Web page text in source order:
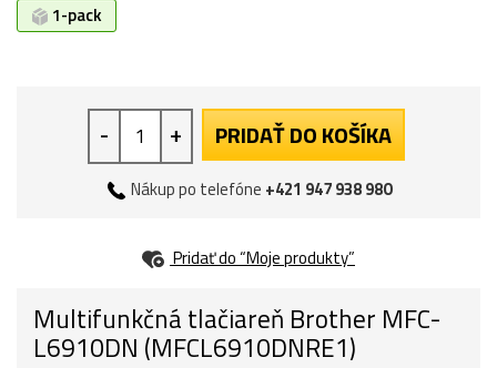
1-pack
- + PRIDAŤ DO KOŠÍKA
Nákup po telefóne +421 947 938 980
Pridať do “Moje produkty”
Multifunkčná tlačiareň Brother MFC-
L6910DN (MFCL6910DNRE1)